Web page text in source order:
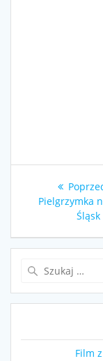
wpisu
Pielgrzymka
Śląsk
Film